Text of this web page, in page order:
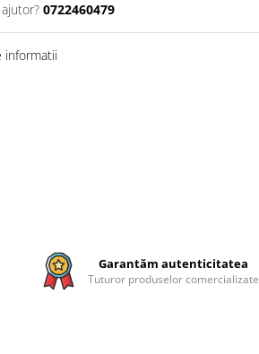
0722460479
informatii
Garantăm autenticitatea
Tuturor produselor comercializate